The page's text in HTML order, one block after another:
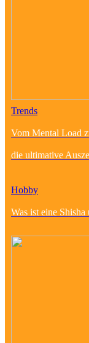
Trends
Vom Mental Load
die ultimative
Hobby
Was ist eine